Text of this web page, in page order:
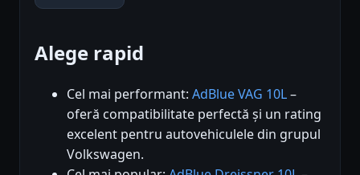
Alege rapid
Cel mai performant: AdBlue VAG 10L–
oferă compatibilitate perfectă și un rating
excelent pentru autovehiculele din grupul
Volkswagen.